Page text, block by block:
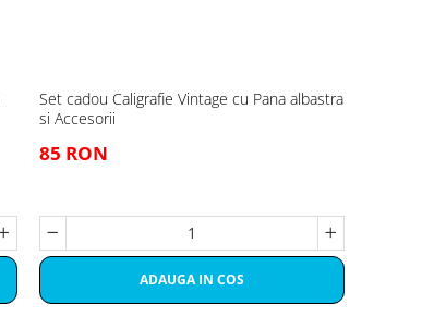
Set cadou Caligrafie Vintage cu Pana albastra
si Accesorii
85 RON
ADAUGA IN COS